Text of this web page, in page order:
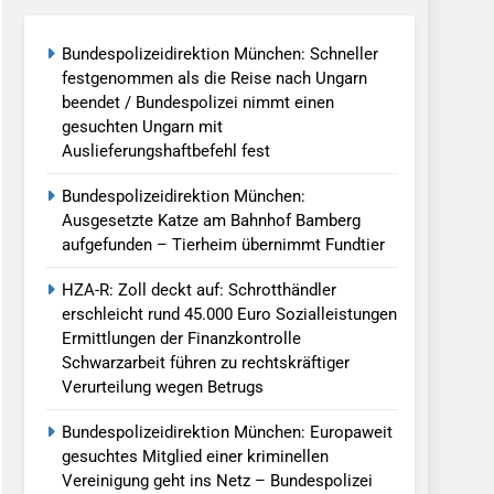
Vereinigung Geht Ins Netz –
In Saarbrücken
/ Bundespolizei Ermittelt Wegen
Fest / Mann Nach Gleissturz Verletzt
Kontrolle In Waidhaus Führt
Bundespolizei Stellt Auto
Bundespolizeidirektion München: Schneller
festgenommen als die Reise nach Ungarn
beendet / Bundespolizei nimmt einen
gesuchten Ungarn mit
Auslieferungshaftbefehl fest
Bundespolizeidirektion München:
Ausgesetzte Katze am Bahnhof Bamberg
aufgefunden – Tierheim übernimmt Fundtier
HZA-R: Zoll deckt auf: Schrotthändler
erschleicht rund 45.000 Euro Sozialleistungen
Ermittlungen der Finanzkontrolle
Schwarzarbeit führen zu rechtskräftiger
Verurteilung wegen Betrugs
Bundespolizeidirektion München: Europaweit
gesuchtes Mitglied einer kriminellen
Vereinigung geht ins Netz – Bundespolizei